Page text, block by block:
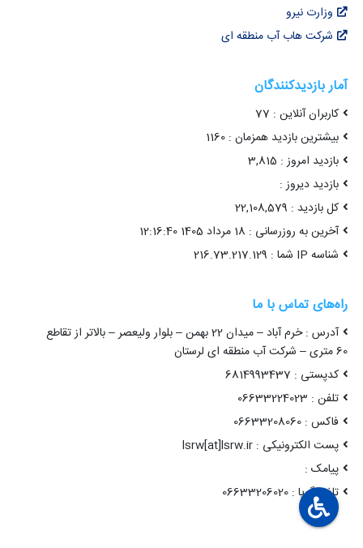
وزارت نیرو
شرکت هاب آب منطقه ای
آمار بازدیدکنندگان
کاربران آنلاین : 77
بیشترین بازدید همزمان : 1160
بازدید امروز : 3,815
بازدید دیروز :
کل بازدید : 22,108,579
آخرین به روزرسانی : 18 مرداد 1405 12:16:40
شناسه IP شما : 216.73.217.129
راه‌های تماس با ما
آدرس : خرم آباد – میدان 22 بهمن – بلوار ولیعصر – بالاتر از تقاطع
60 متری – شرکت آب منطقه ای لرستان
کدپستی : 6814993437
تلفن : 06633224023
فاکس : 06633208060
پست الکترونیکی : lsrw[at]lsrw.ir
پیامک :
تلفن گویا : 06633206020